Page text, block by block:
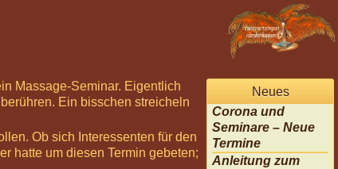
Massage-Seminar. Eigentlich
Ein bisschen streicheln
Ob sich Interessenten für den
hatte um diesen Termin gebeten;
Neues
Corona und
Seminare – Neue
Termine
Anleitung zum